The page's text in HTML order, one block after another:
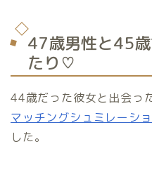
47歳男性と45
たり♡
44歳だった彼女と出会っ
マッチングシュミレーシ
した。